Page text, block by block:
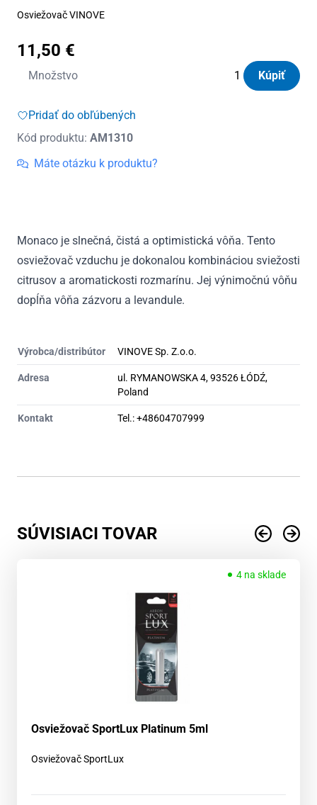
Osviežovač VINOVE
11,50 €
Množstvo
množstvo
VINOVE
Monaco
Kúpiť
Pridať do obľúbených
Kód produktu: AM1310
Máte otázku k produktu?
Monaco je slnečná, čistá a optimistická vôňa. Tento
osviežovač vzduchu je dokonalou kombináciou sviežosti
citrusov a aromatickosti rozmarínu. Jej výnimočnú vôňu
dopĺňa vôňa zázvoru a levandule.
Výrobca/distribútor VINOVE Sp. Z.o.o.
Adresa
ul. RYMANOWSKA 4, 93526 ŁÓDŹ,
Poland
Kontakt Tel.: +48604707999
SÚVISIACI TOVAR
4 na sklade
Osviežovač SportLux Platinum 5ml
Osviežovač SportLux